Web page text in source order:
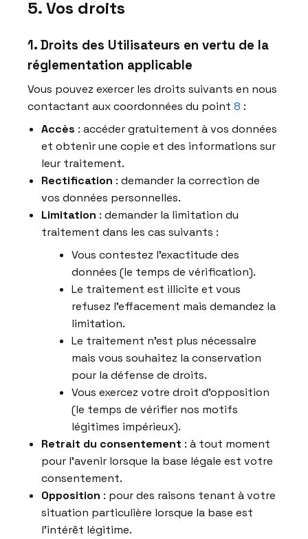
5. Vos droits
1. Droits des Utilisateurs en vertu de la
réglementation applicable
Vous pouvez exercer les droits suivants en nous
contactant aux coordonnées du point 8 :
Accès : accéder gratuitement à vos données
et obtenir une copie et des informations sur
leur traitement.
Rectification : demander la correction de
vos données personnelles.
Limitation : demander la limitation du
traitement dans les cas suivants :
Vous contestez l’exactitude des
données (le temps de vérification).
Le traitement est illicite et vous
refusez l’effacement mais demandez la
limitation.
Le traitement n’est plus nécessaire
mais vous souhaitez la conservation
pour la défense de droits.
Vous exercez votre droit d’opposition
(le temps de vérifier nos motifs
légitimes impérieux).
Retrait du consentement : à tout moment
pour l’avenir lorsque la base légale est votre
consentement.
Opposition : pour des raisons tenant à votre
situation particulière lorsque la base est
l’intérêt légitime.